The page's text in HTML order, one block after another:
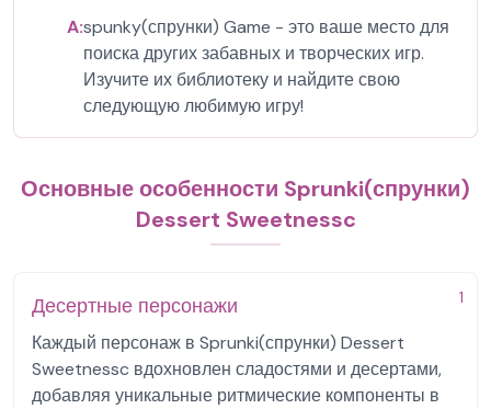
A:spunky(спрунки) Game - это ваше место для
поиска других забавных и творческих игр.
Изучите их библиотеку и найдите свою
следующую любимую игру!
Основные особенности Sprunki(спрунки)
Dessert Sweetnessc
1
Десертные персонажи
Каждый персонаж в Sprunki(спрунки) Dessert
Sweetnessc вдохновлен сладостями и десертами,
добавляя уникальные ритмические компоненты в